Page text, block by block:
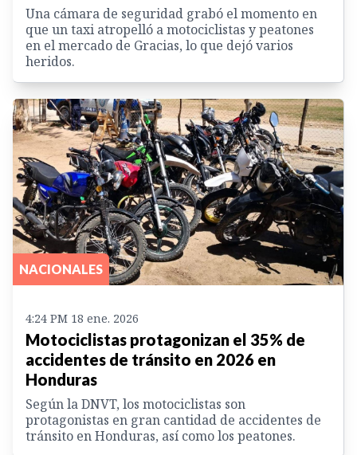
Una cámara de seguridad grabó el momento en
que un taxi atropelló a motociclistas y peatones
en el mercado de Gracias, lo que dejó varios
heridos.
NACIONALES
4:24 PM 18 ene. 2026
Motociclistas protagonizan el 35% de
accidentes de tránsito en 2026 en
Honduras
Según la DNVT, los motociclistas son
protagonistas en gran cantidad de accidentes de
tránsito en Honduras, así como los peatones.